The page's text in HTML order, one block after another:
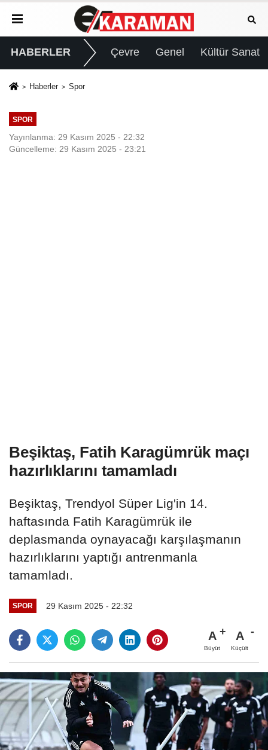
HABERLER Çevre Genel Kültür Sanat
Haberler Spor
SPOR
Yayınlanma: 29 Kasım 2025 - 22:32
Güncelleme: 29 Kasım 2025 - 23:21
Beşiktaş, Fatih Karagümrük maçı
hazırlıklarını tamamladı
Beşiktaş, Trendyol Süper Lig'in 14.
haftasında Fatih Karagümrük ile
deplasmanda oynayacağı karşılaşmanın
hazırlıklarını yaptığı antrenmanla
tamamladı.
SPOR 29 Kasım 2025 - 22:32
A
Büyüt
A
Küçült